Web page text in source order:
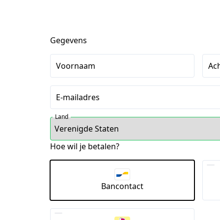
Gegevens
Voornaam
E-mailadres
Land
Hoe wil je betalen?
Bancontact